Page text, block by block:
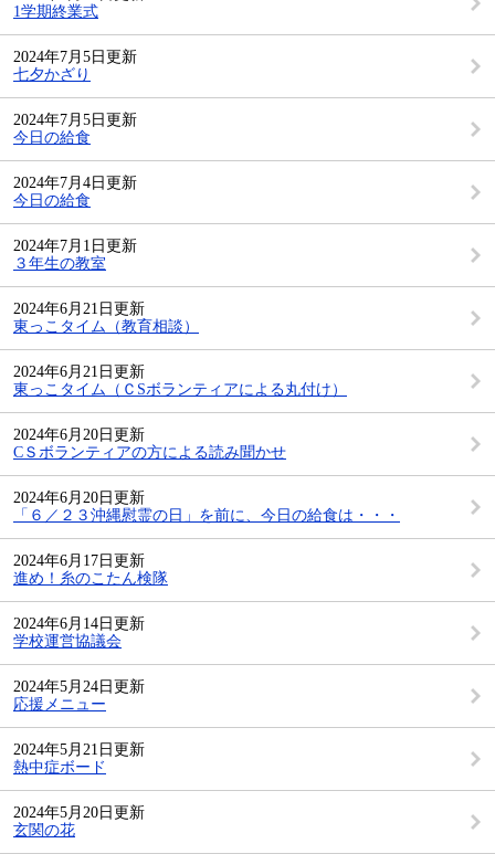
1学期終業式
2024年7月5日更新
七夕かざり
2024年7月5日更新
今日の給食
2024年7月4日更新
今日の給食
2024年7月1日更新
３年生の教室
2024年6月21日更新
東っこタイム（教育相談）
2024年6月21日更新
東っこタイム（ＣSボランティアによる丸付け）
2024年6月20日更新
CＳボランティアの方による読み聞かせ
2024年6月20日更新
「６／２３沖縄慰霊の日」を前に、今日の給食は・・・
2024年6月17日更新
進め！糸のこたん検隊
2024年6月14日更新
学校運営協議会
2024年5月24日更新
応援メニュー
2024年5月21日更新
熱中症ボード
2024年5月20日更新
玄関の花